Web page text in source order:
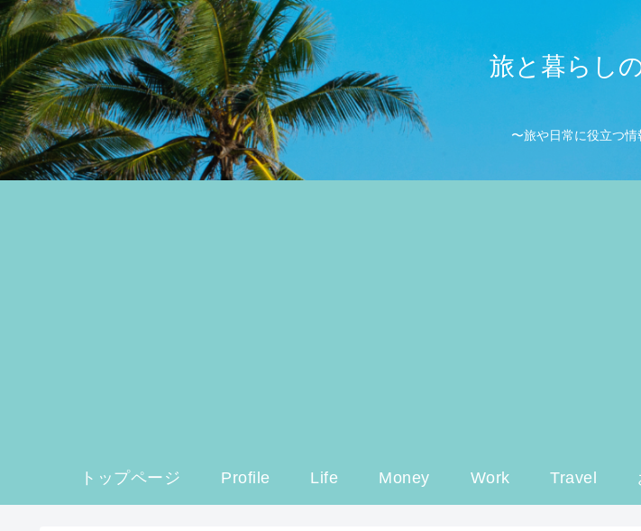
旅と暮らし
〜旅や日常に役立つ情
トップページ Profile Life Money Work Travel